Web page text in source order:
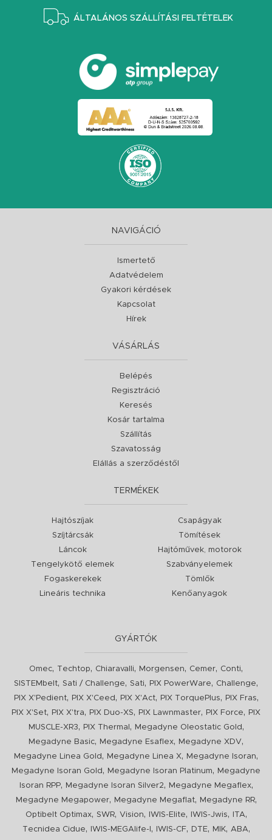
ÁLTALÁNOS SZÁLLÍTÁSI FELTÉTELEK
NAVIGÁCIÓ
Ismertető
Adatvédelem
Gyakori kérdések
Kapcsolat
Hírek
VÁSÁRLÁS
Belépés
Regisztráció
Keresés
Kosár tartalma
Szállítás
Szavatosság
Elállás a szerződéstől
TERMÉKEK
Hajtószíjak
Szíjtárcsák
Láncok
Tengelykötő elemek
Fogaskerekek
Lineáris technika
Csapágyak
Tömítések
Hajtóművek, motorok
Szabványelemek
Tömlők
Kenőanyagok
GYÁRTÓK
Omec, Techtop, Chiaravalli, Morgensen, Cemer, Conti,
SISTEMbelt, Sati / Challenge, Sati, PIX PowerWare, Challenge,
PIX X'Pedient, PIX X'Ceed , PIX X'Act, PIX TorquePlus, PIX Fras,
PIX X'Set, PIX X'tra, PIX Duo-XS, PIX Lawnmaster, PIX Force,
PIX
MUSCLE-XR3, PIX Thermal , Megadyne Oleostatic Gold ,
Megadyne Basic, Megadyne Esaflex, Megadyne XDV,
Megadyne Linea Gold , Megadyne Linea X, Megadyne Isoran,
Megadyne Isoran Gold , Megadyne Isoran Platinum,
Megadyne
Isoran RPP, Megadyne Isoran Silver2, Megadyne Megaflex,
Megadyne Megapower, Megadyne Megaflat, Megadyne RR,
Optibelt Optimax, SWR, Vision, IWIS-Elite, IWIS-Jwis, ITA,
Tecnidea Cidue, IWIS-MEGAlife-I , IWIS-CF, DTE, MIK, ABA,